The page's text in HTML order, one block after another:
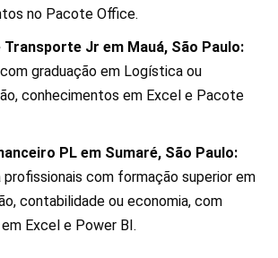
no Pacote Office.
Transporte Jr em Mauá, São Paulo:
graduação em Logística ou
conhecimentos em Excel e Pacote
PL em Sumaré, São Paulo:
profissionais com formação superior em
contabilidade ou economia, com
Excel e Power BI.